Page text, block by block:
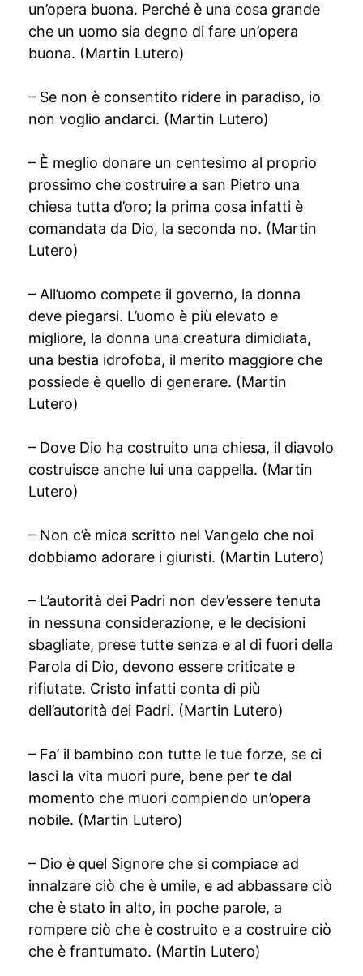
un’opera buona. Perché è una cosa grande
che un uomo sia degno di fare un’opera
buona. (Martin Lutero)
– Se non è consentito ridere in paradiso, io
non voglio andarci. (Martin Lutero)
– È meglio donare un centesimo al proprio
prossimo che costruire a san Pietro una
chiesa tutta d’oro; la prima cosa infatti è
comandata da Dio, la seconda no. (Martin
Lutero)
– All’uomo compete il governo, la donna
deve piegarsi. L’uomo è più elevato e
migliore, la donna una creatura dimidiata,
una bestia idrofoba, il merito maggiore che
possiede è quello di generare. (Martin
Lutero)
– Dove Dio ha costruito una chiesa, il diavolo
costruisce anche lui una cappella. (Martin
Lutero)
– Non c’è mica scritto nel Vangelo che noi
dobbiamo adorare i giuristi. (Martin Lutero)
– L’autorità dei Padri non dev’essere tenuta
in nessuna considerazione, e le decisioni
sbagliate, prese tutte senza e al di fuori della
Parola di Dio, devono essere criticate e
rifiutate. Cristo infatti conta di più
dell’autorità dei Padri. (Martin Lutero)
– Fa’ il bambino con tutte le tue forze, se ci
lasci la vita muori pure, bene per te dal
momento che muori compiendo un’opera
nobile. (Martin Lutero)
– Dio è quel Signore che si compiace ad
innalzare ciò che è umile, e ad abbassare ciò
che è stato in alto, in poche parole, a
rompere ciò che è costruito e a costruire ciò
che è frantumato. (Martin Lutero)